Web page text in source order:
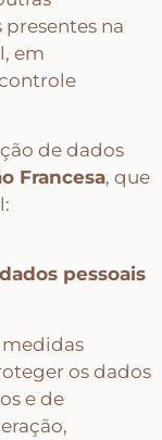
na
em
de dados
Francesa, que
pessoais
medidas
os dados
e de